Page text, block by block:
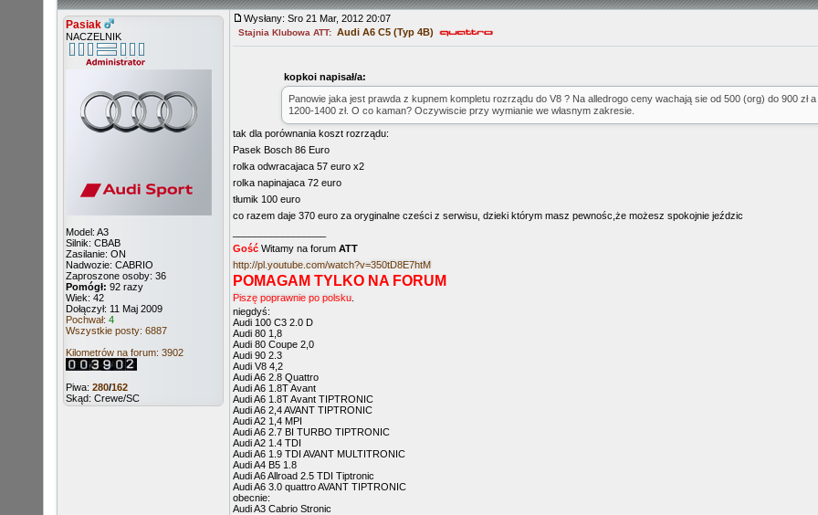
Pasiak
NACZELNIK
Model: A3
Silnik: CBAB
Zasilanie: ON
Nadwozie: CABRIO
Zaproszone osoby: 36
Pomógł: 92 razy
Wiek: 42
Dołączył: 11 Maj 2009
Pochwał: 4
Wszystkie posty: 6887
Kilometrów na forum: 3902
Piwa: 280/162
Skąd: Crewe/SC
Wysłany: Sro 21 Mar, 2012 20:07
Stajnia Klubowa ATT: Audi A6 C5 (Typ 4B)
kopkoi napisał/a:
Panowie jaka jest prawda z kupnem kompletu rozrządu do V8 ? Na alledrogo ceny wachają sie od 500 (org) do 900 zł
1200-1400 zł. O co kaman? Oczywiscie przy wymianie we własnym zakresie.
tak dla porównania koszt rozrządu:
Pasek Bosch 86 Euro
rolka odwracajaca 57 euro x2
rolka napinajaca 72 euro
tłumik 100 euro
co razem daje 370 euro za oryginalne cześci z serwisu, dzieki którym masz pewnośc,że możesz spokojnie jeździc
Gość Witamy na forum ATT
http://pl.youtube.com/watch?v=350tD8E7htM
POMAGAM TYLKO NA FORUM
Piszę poprawnie po polsku
niegdyś:
Audi 100 C3 2.0 D
Audi 80 1,8
Audi 80 Coupe 2,0
Audi 90 2.3
Audi V8 4,2
Audi A6 2.8 Quattro
Audi A6 1.8T Avant
Audi A6 1.8T Avant TIPTRONIC
Audi A6 2,4 AVANT TIPTRONIC
Audi A2 1,4 MPI
Audi A6 2.7 BI TURBO TIPTRONIC
Audi A2 1.4 TDI
Audi A6 1.9 TDI AVANT MULTITRONIC
Audi A4 B5 1.8
Audi A6 Allroad 2.5 TDI Tiptronic
Audi A6 3.0 quattro AVANT TIPTRONIC
obecnie:
Audi A3 Cabrio Stronic